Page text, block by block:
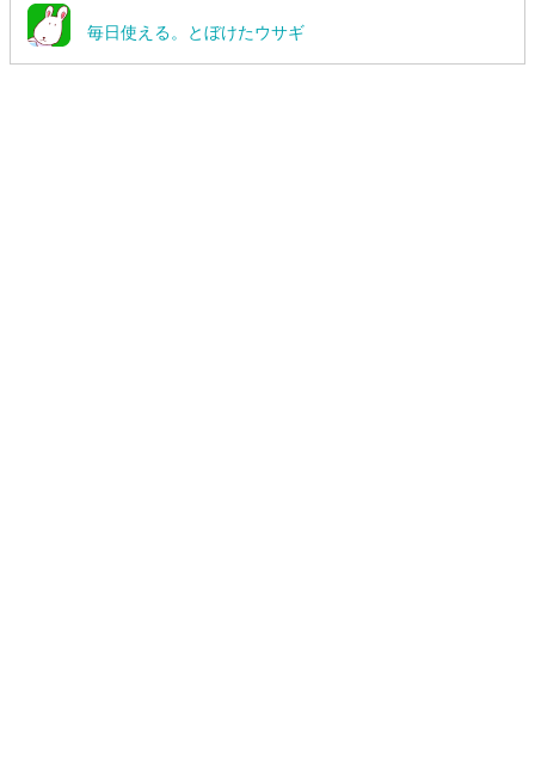
毎日使える。とぼけたウサギ